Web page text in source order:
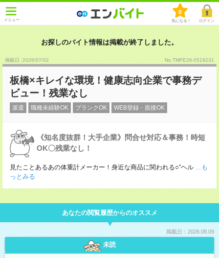
メニュー
0
気になる！ ログイン
お探しのバイト情報は掲載が終了しました。
掲載日 :2026/07/02 No.TMPE26-0519231
板橋×キレイな環境！健康志向企業で事務デ
ビュー！残業なし
派遣 職種未経験OK ブランクOK WEB登録・面接OK
《知名度抜群！大手企業》問合せ対応＆事務！時短
OK〇残業なし！
見たことあるあの体重計メーカー！身近な商品に関われる○“ヘル ...も
っとみる
あなたの閲覧履歴からのオススメ
掲載日：2026.08.09
未読